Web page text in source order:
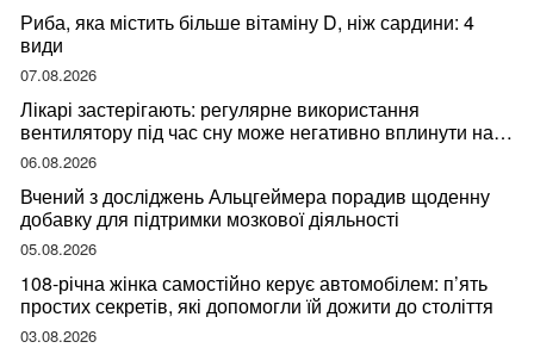
Риба, яка містить більше вітаміну D, ніж сардини: 4
види
07.08.2026
Лікарі застерігають: регулярне використання
вентилятору під час сну може негативно вплинути на
ваше здоров’я
06.08.2026
Вчений з досліджень Альцгеймера порадив щоденну
добавку для підтримки мозкової діяльності
05.08.2026
108-річна жінка самостійно керує автомобілем: п’ять
простих секретів, які допомогли їй дожити до століття
03.08.2026